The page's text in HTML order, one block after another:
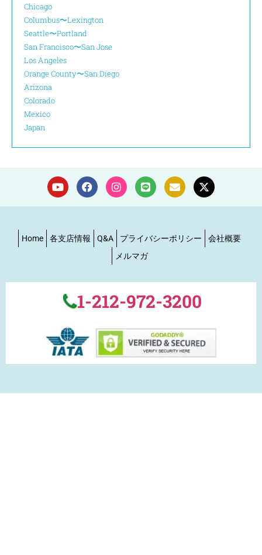
Chicago
Columbus〜Lexington
Seattle〜Portland
San Francisco〜San Jose
Los Angeles
Orange County〜San Diego
Arizona
Colorado
Mexico
Japan
Home 各支店情報 Q&A プライバシーポリシー
会社概要
メルマガ
1-212-972-3200